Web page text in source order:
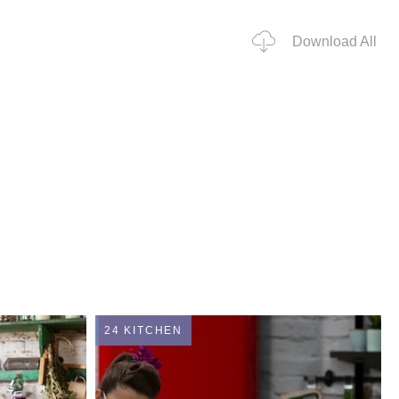
Download All
24 KITCHEN